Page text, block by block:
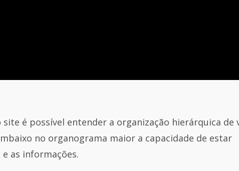
é possível entender a organização hierárquica de
no organograma maior a capacidade de estar
as informações.